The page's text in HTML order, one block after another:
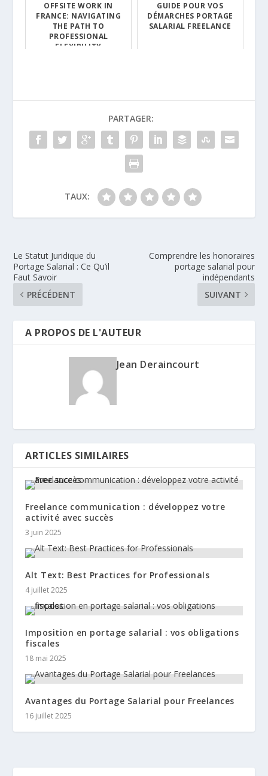
OFFSITE WORK IN
FRANCE: NAVIGATING
THE PATH TO
PROFESSIONAL
FLEXIBILITY
GUIDE POUR VOS
DÉMARCHES PORTAGE
SALARIAL FREELANCE
PARTAGER:
TAUX:
Le Statut Juridique du
Portage Salarial : Ce Qu’il
Faut Savoir
PRÉCÉDENT
Comprendre les honoraires
portage salarial pour
indépendants
SUIVANT
A PROPOS DE L'AUTEUR
Jean Deraincourt
ARTICLES SIMILAIRES
Freelance communication : développez votre
activité avec succès
3 juin 2025
Alt Text: Best Practices for Professionals
4 juillet 2025
Imposition en portage salarial : vos obligations
fiscales
18 mai 2025
Avantages du Portage Salarial pour Freelances
16 juillet 2025